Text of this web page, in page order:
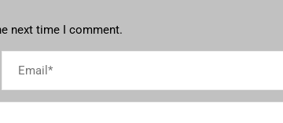
next time I comment.